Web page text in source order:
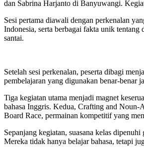
dan Sabrina Harjanto di Banyuwangi.
Sesi pertama diawali dengan perkenalan
Indonesia, serta berbagai fakta unik tentang
santai.
Setelah sesi perkenalan, peserta dibagi
pembelajaran yang digunakan benar-benar
Tiga kegiatan utama menjadi magnet
bahasa Inggris. Kedua, Crafting and Noun-
Board Race, permainan kompetitif yang
Sepanjang kegiatan, suasana kelas
Mereka tidak hanya belajar bahasa, tetapi